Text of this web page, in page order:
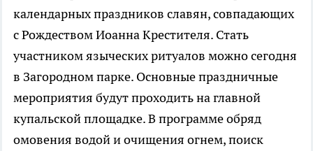
календарных праздников славян, совпадающих
с Рождеством Иоанна Крестителя. Стать
участником языческих ритуалов можно сегодня
в Загородном парке. Основные праздничные
мероприятия будут проходить на главной
купальской площадке. В программе обряд
омовения водой и очищения огнем, поиск